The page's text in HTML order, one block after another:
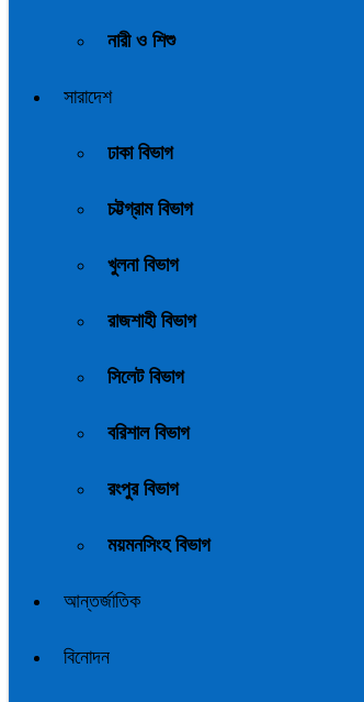
নারী ও শিশু
সারাদেশ
ঢাকা বিভাগ
চট্টগ্রাম বিভাগ
খুলনা বিভাগ
রাজশাহী বিভাগ
সিলেট বিভাগ
বরিশাল বিভাগ
রংপুর বিভাগ
ময়মনসিংহ বিভাগ
আন্তর্জাতিক
বিনোদন